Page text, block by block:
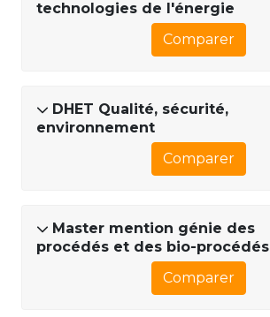
technologies de l'énergie
Comparer
DHET Qualité, sécurité,
environnement
Comparer
Master mention génie des
procédés et des bio-procédés
Comparer